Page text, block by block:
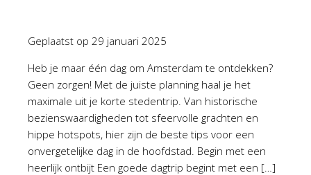
Geplaatst op 29 januari 2025
Heb je maar één dag om Amsterdam te ontdekken?
Geen zorgen! Met de juiste planning haal je het
maximale uit je korte stedentrip. Van historische
bezienswaardigheden tot sfeervolle grachten en
hippe hotspots, hier zijn de beste tips voor een
onvergetelijke dag in de hoofdstad. Begin met een
heerlijk ontbijt Een goede dagtrip begint met een […]